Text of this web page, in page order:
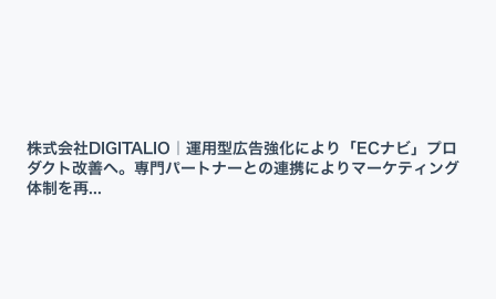
株式会社DIGITALIO｜運用型広告強化により「ECナビ」プロ
ダクト改善へ。専門パートナーとの連携によりマーケティング
体制を再...